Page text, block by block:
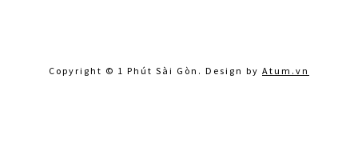
Copyright © 1 Phút Sài Gòn. Design by Atum.vn